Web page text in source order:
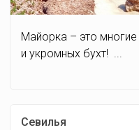
Майорка – это
и укромных бухт! ...
Севилья